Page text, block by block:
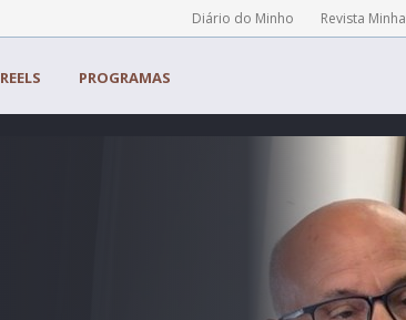
Diário do Minho Revista Minha
REELS PROGRAMAS